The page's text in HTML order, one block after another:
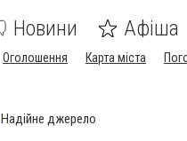
Новини Афіша
Оголошення Карта міста
Надійне джерело